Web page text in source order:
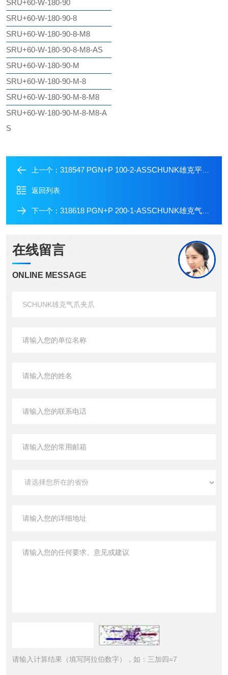
SRU+60-W-180-90
SRU+60-W-180-90-8
SRU+60-W-180-90-8-M8
SRU+60-W-180-90-8-M8-AS
SRU+60-W-180-90-M
SRU+60-W-180-90-M-8
SRU+60-W-180-90-M-8-M8
SRU+60-W-180-90-M-8-M8-A
S
上一个： 318547 PGN+P 100-2-ASSCHUNK雄克平动机械手
返回列表
下一个： 318618 PGN+P 200-1-ASSCHUNK雄克气缸夹爪
在线留言
ONLINE MESSAGE
请输入计算结果（填写阿拉伯数字），如：三加四=7